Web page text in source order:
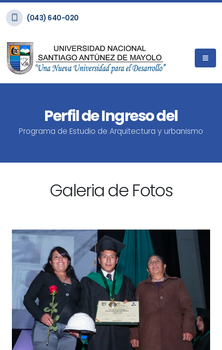
(043) 640-020
Perfil de Ingreso del
Programa de Estudio de Arquitectura y urbanismo
Galeria de Fotos